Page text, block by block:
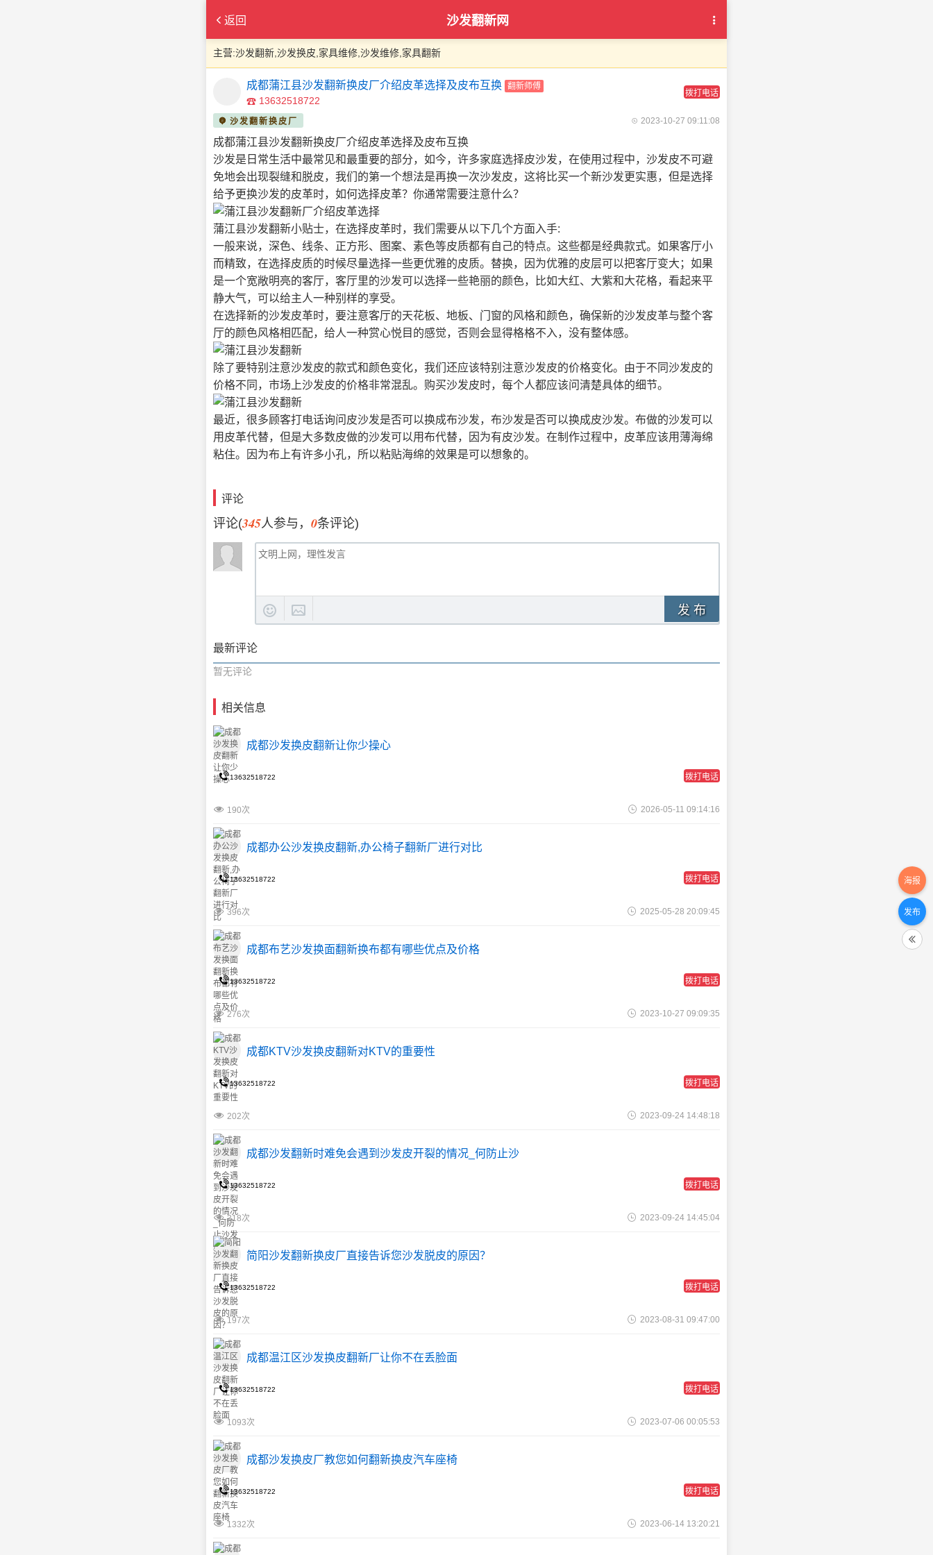
返回 沙发翻新网
主营:沙发翻新,沙发换皮,家具维修,沙发维修,家具翻新
成都蒲江县沙发翻新换皮厂介绍皮革选择及皮布互换 翻新师傅
13632518722
拨打电话
沙发翻新换皮厂 2023-10-27 09:11:08
成都蒲江县沙发翻新换皮厂介绍皮革选择及皮布互换
沙发是日常生活中最常见和最重要的部分，如今，许多家庭选择皮沙发，在使用过程中，沙发皮不可避
免地会出现裂缝和脱皮，我们的第一个想法是再换一次沙发皮，这将比买一个新沙发更实惠，但是选择
给予更换沙发的皮革时，如何选择皮革？你通常需要注意什么？
蒲江县沙发翻新小贴士，在选择皮革时，我们需要从以下几个方面入手:
一般来说，深色、线条、正方形、图案、素色等皮质都有自己的特点。这些都是经典款式。如果客厅小
而精致，在选择皮质的时候尽量选择一些更优雅的皮质。替换，因为优雅的皮层可以把客厅变大；如果
是一个宽敞明亮的客厅，客厅里的沙发可以选择一些艳丽的颜色，比如大红、大紫和大花格，看起来平
静大气，可以给主人一种别样的享受。
在选择新的沙发皮革时，要注意客厅的天花板、地板、门窗的风格和颜色，确保新的沙发皮革与整个客
厅的颜色风格相匹配，给人一种赏心悦目的感觉，否则会显得格格不入，没有整体感。
除了要特别注意沙发皮的款式和颜色变化，我们还应该特别注意沙发皮的价格变化。由于不同沙发皮的
价格不同，市场上沙发皮的价格非常混乱。购买沙发皮时，每个人都应该问清楚具体的细节。
最近，很多顾客打电话询问皮沙发是否可以换成布沙发，布沙发是否可以换成皮沙发。布做的沙发可以
用皮革代替，但是大多数皮做的沙发可以用布代替，因为有皮沙发。在制作过程中，皮革应该用薄海绵
粘住。因为布上有许多小孔，所以粘贴海绵的效果是可以想象的。
海报
发布
评论
评论(345人参与， 0条评论)
发 布
最新评论
暂无评论
相关信息
成都沙发换皮翻新让你少操心
13632518722 拨打电话
190次 2026-05-11 09:14:16
成都办公沙发换皮翻新,办公椅子翻新厂进行对比
13632518722 拨打电话
396次 2025-05-28 20:09:45
成都布艺沙发换面翻新换布都有哪些优点及价格
13632518722 拨打电话
276次 2023-10-27 09:09:35
成都KTV沙发换皮翻新对KTV的重要性
13632518722 拨打电话
202次 2023-09-24 14:48:18
成都沙发翻新时难免会遇到沙发皮开裂的情况_何防止沙
13632518722 拨打电话
318次 2023-09-24 14:45:04
简阳沙发翻新换皮厂直接告诉您沙发脱皮的原因？
13632518722 拨打电话
197次 2023-08-31 09:47:00
成都温江区沙发换皮翻新厂让你不在丢脸面
13632518722 拨打电话
1093次 2023-07-06 00:05:53
成都沙发换皮厂教您如何翻新换皮汽车座椅
13632518722 拨打电话
1332次 2023-06-14 13:20:21